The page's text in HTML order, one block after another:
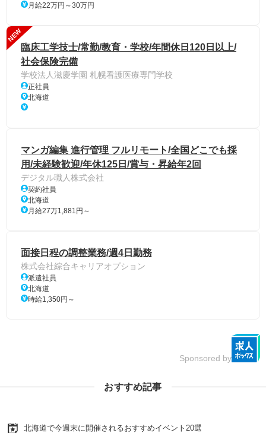
月給22万円～30万円
NEW
臨床工学技士/常勤/教育・学校/年間休日120日以上/
社会保険完備
学校法人滋慶学園 札幌看護医療専門学校
正社員
北海道
マンガ編集 進行管理 フルリモート/全国どこでも採
用/未経験歓迎/年休125日/賞与・昇給年2回
デジタル職人株式会社
契約社員
北海道
月給27万1,881円～
面接日程の調整業務/週4日勤務
株式会社綜合キャリアオプション
派遣社員
北海道
時給1,350円～
Sponsored by
おすすめ記事
北海道で今週末に開催されるおすすめイベント20選